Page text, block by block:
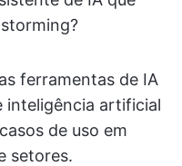
ferramentas de IA
inteligência artificial
de uso em
setores.